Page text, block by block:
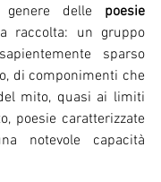
genere delle poesie
raccolta: un gruppo
sparso
di componimenti che
mito, quasi ai limiti
poesie caratterizzate
notevole capacità